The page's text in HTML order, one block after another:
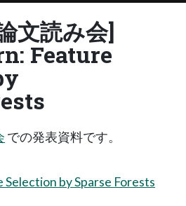
文読み会]
Feature
での発表資料です。
by Sparse Forests